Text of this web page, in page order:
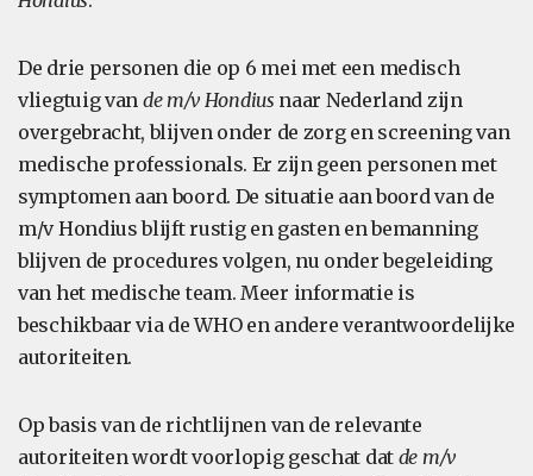
De drie personen die op 6 mei met een medisch
vliegtuig van de m/v Hondius naar Nederland zijn
overgebracht, blijven onder de zorg en screening van
medische professionals. Er zijn geen personen met
symptomen aan boord. De situatie aan boord van de
m/v Hondius blijft rustig en gasten en bemanning
blijven de procedures volgen, nu onder begeleiding
van het medische team. Meer informatie is
beschikbaar via de WHO en andere verantwoordelijke
autoriteiten.
Op basis van de richtlijnen van de relevante
autoriteiten wordt voorlopig geschat dat de m/v